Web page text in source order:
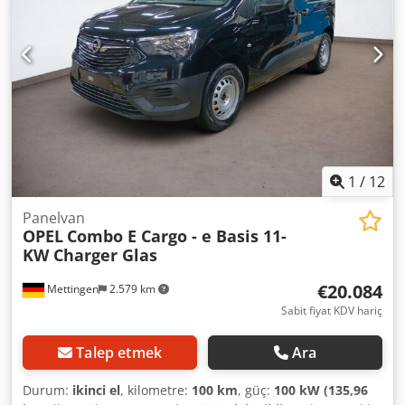
1 / 12
Mettingen 2.579 km
Panelvan
OPEL Combo E Cargo - e Basis 11-
KW Charger Glas
€20.084
Sabit fiyat KDV hariç
Talep etmek Ara
Durum: ikinci el, kilometre: 100 km, güç: 100 kW (135,96